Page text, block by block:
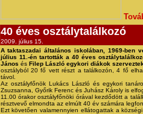
40 éves osztálytalálkozó
2009. július 15.
A taktaszadai általános iskolában, 1969-ben
július 11.-én tartották a 40 éves
János és Filep László egykori diákok
osztályból 20 fő vett részt a találkozón, 4 fő
távol.
Az osztályfőnök Lukács László és egykori
Zsuzsanna, Győrik Ferenc és Juhász Károly is
11.00 órakor osztályfőnöki órával kezdődött a
résztvevő elmondta az elmúlt 40 év számára
Ezt követően valamennyien ellátogattak a